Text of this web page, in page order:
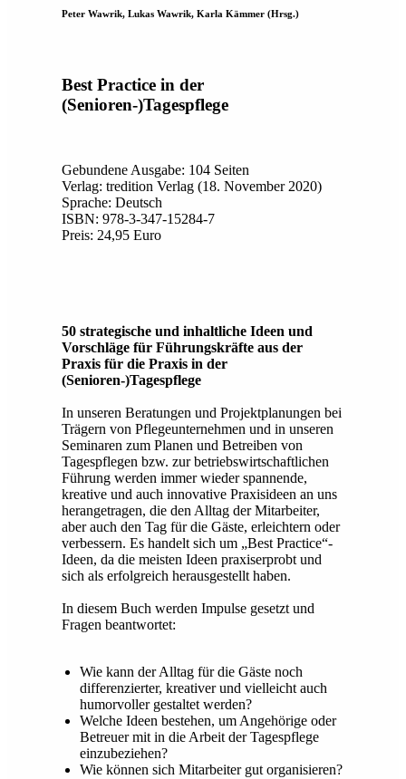
Peter Wawrik, Lukas Wawrik, Karla Kämmer (Hrsg.)
Best Practice in der
(Senioren-)Tagespflege
Gebundene Ausgabe: 104 Seiten
Verlag: tredition Verlag (18. November 2020)
Sprache: Deutsch
ISBN: 978-3-347-15284-7
Preis: 24,95 Euro
50 strategische und inhaltliche Ideen und
Vorschläge für Führungskräfte aus der
Praxis für die Praxis in der
(Senioren-)Tagespflege
In unseren Beratungen und Projektplanungen bei
Trägern von Pflegeunternehmen und in unseren
Seminaren zum Planen und Betreiben von
Tagespflegen bzw. zur betriebswirtschaftlichen
Führung werden immer wieder spannende,
kreative und auch innovative Praxisideen an uns
herangetragen, die den Alltag der Mitarbeiter,
aber auch den Tag für die Gäste, erleichtern oder
verbessern. Es handelt sich um „Best Practice“-
Ideen, da die meisten Ideen praxiserprobt und
sich als erfolgreich herausgestellt haben.
In diesem Buch werden Impulse gesetzt und
Fragen beantwortet:
Wie kann der Alltag für die Gäste noch
differenzierter, kreativer und vielleicht auch
humorvoller gestaltet werden?
Welche Ideen bestehen, um Angehörige oder
Betreuer mit in die Arbeit der Tagespflege
einzubeziehen?
Wie können sich Mitarbeiter gut organisieren?